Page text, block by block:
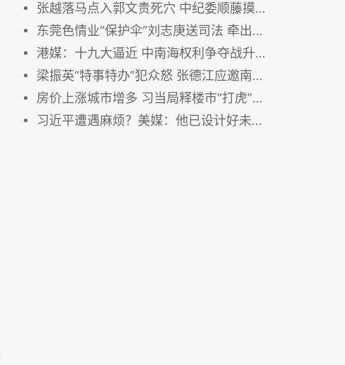
张越落马点入郭文贵死穴 中纪委顺藤摸瓜谁将入围？
东莞色情业“保护伞”刘志庚送司法 牵出三巨虎
港媒：十九大逼近 中南海权利争夺战升级危及经济
梁振英“特事特办”犯众怒 张德江应邀南下事出有因
房价上涨城市增多 习当局释楼市“打虎”信号
习近平遭遇麻烦？美媒：他已设计好未来规划